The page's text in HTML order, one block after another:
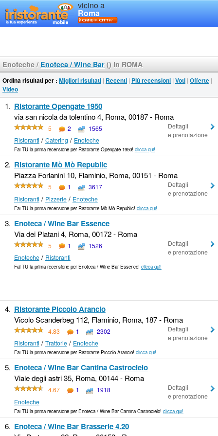
vicino a
Roma
Enoteche / Enoteca / Wine Bar () in ROMA
Ordina risultati per : Migliori risultati | Recenti | Più recensioni | Voti | Offerte |
Video
1. Ristorante Opengate 1950
via san nicola da tolentino 4, Roma, 00187 - Roma
5 2
1565
Ristoranti / Catering / Enoteche
Dettagli
e prenotazione
Fai TU la prima recensione per Ristorante Opengate 1950! clicca qui!
2. Ristorante Mò Mò Republic
Piazza Forlanini 10, Flaminio, Roma, 00151 - Roma
5 1
3617
Ristoranti / Pizzerie/ Enoteche
Dettagli
e prenotazione
Fai TU la prima recensione per Ristorante Mò Mò Republic! clicca qui!
3. Enoteca / Wine Bar Essence
Via dei Platani 4, Roma, 00172 - Roma
5 1
1526
Enoteche/ Ristoranti
Dettagli
e prenotazione
Fai TU la prima recensione per Enoteca / Wine Bar Essence! clicca qui!
4. Ristorante Piccolo Arancio
Vicolo Scanderbeg 112, Flaminio, Roma, 187 - Roma
4.83 1
2302
Ristoranti / Trattorie/ Enoteche
Dettagli
e prenotazione
Fai TU la prima recensione per Ristorante Piccolo Arancio! clicca qui!
5. Enoteca / Wine Bar Cantina Castrocielo
Viale degli astri 35, Roma, 00144 - Roma
4.67 1
1918
Enoteche
Dettagli
e prenotazione
Fai TU la prima recensione per Enoteca / Wine Bar Cantina Castrocielo! clicca qui!
6. Enoteca / Wine Bar Brasserie 4.20